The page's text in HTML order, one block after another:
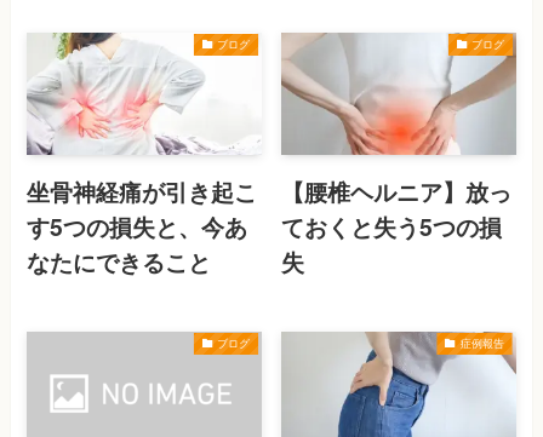
ブログ
坐骨神経痛が引き起こ
す5つの損失と、今あ
なたにできること
ブログ
【腰椎ヘルニア】放っ
ておくと失う5つの損
失
ブログ 症例報告